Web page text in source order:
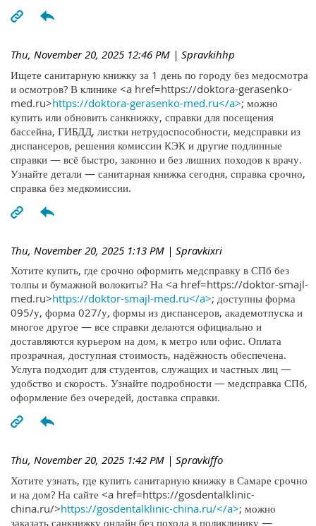
Thu, November 20, 2025 12:46 PM | Spravkihhp
Ищете санитарную книжку за 1 день по городу без медосмотра
и осмотров? В клинике <a href=https://doktora-gerasenko-
med.ru>https://doktora-gerasenko-med.ru</a>; можно
купить или обновить санкнижку, справки для посещения
бассейна, ГИБДД, листки нетрудоспособности, медсправки из
диспансеров, решения комиссии КЭК и другие подлинные
справки — всё быстро, законно и без лишних походов к врачу.
Узнайте детали — санитарная книжка сегодня, справка срочно,
справка без медкомиссии.
Thu, November 20, 2025 1:13 PM | Spravkixri
Хотите купить, где срочно оформить медсправку в СПб без
толпы и бумажной волокиты? На <a href=https://doktor-smajl-
med.ru>https://doktor-smajl-med.ru</a>; доступны форма
095/у, форма 027/у, формы из диспансеров, академотпуска и
многое другое — все справки делаются официально и
доставляются курьером на дом, к метро или офис. Оплата
прозрачная, доступная стоимость, надёжность обеспечена.
Услуга подходит для студентов, служащих и частных лиц —
удобство и скорость. Узнайте подробности — медсправка СПб,
оформление без очередей, доставка справки.
Thu, November 20, 2025 1:42 PM | Spravkiffo
Хотите узнать, где купить санитарную книжку в Самаре срочно
и на дом? На сайте <a href=https://gosdentalklinic-
china.ru/>https://gosdentalklinic-china.ru/</a>; можно
заказать санкнижку онлайн без похода в поликлинику —